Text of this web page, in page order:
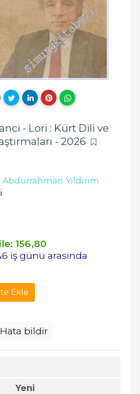
- Lori : Kürt Dili ve
- 2026
Abdurrahman Yıldırım
Yeni
156,80
iş günü arasında
Ekle
Hata bildir